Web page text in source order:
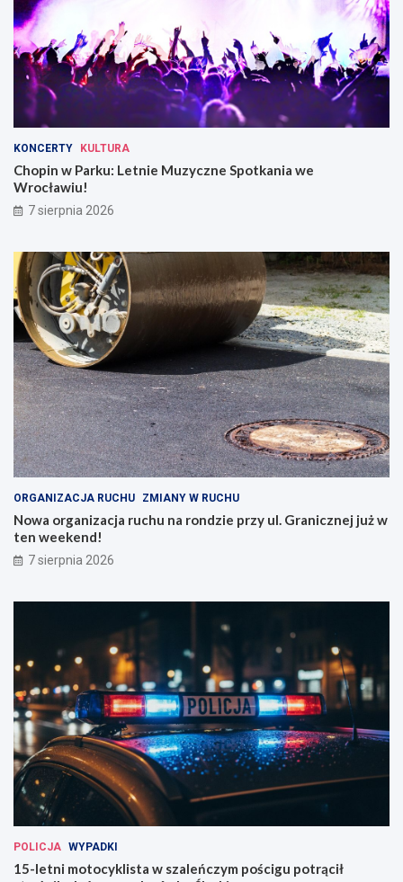
KONCERTY KULTURA
Chopin w Parku: Letnie Muzyczne Spotkania we
Wrocławiu!
7 sierpnia 2026
ORGANIZACJA RUCHU ZMIANY W RUCHU
Nowa organizacja ruchu na rondzie przy ul. Granicznej już w
ten weekend!
7 sierpnia 2026
POLICJA WYPADKI
15-letni motocyklista w szaleńczym pościgu potrącił